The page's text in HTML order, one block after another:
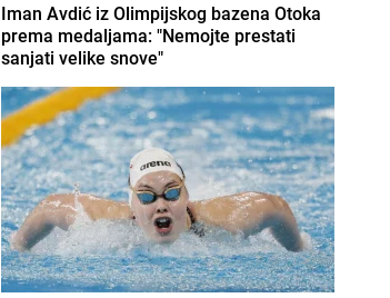
Iman Avdić iz Olimpijskog bazena Otoka
prema medaljama: "Nemojte prestati
sanjati velike snove"